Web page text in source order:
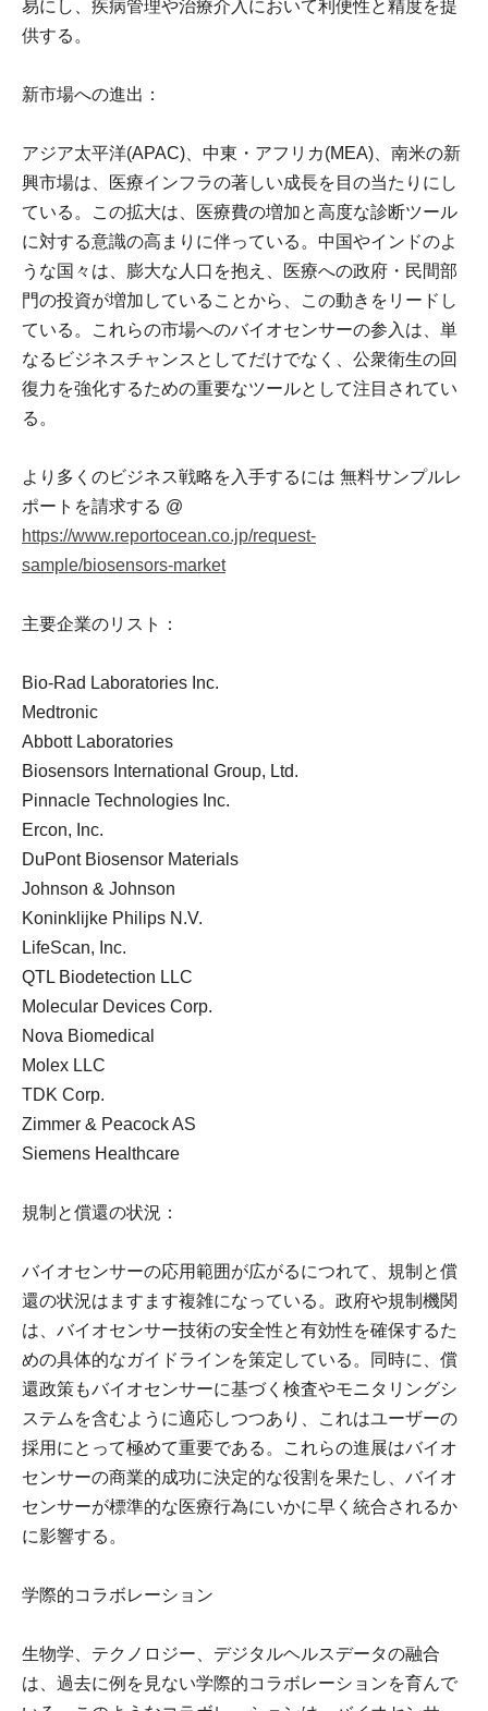
易にし、疾病管理や治療介入において利便性と精度を提
供する。
新市場への進出：
アジア太平洋(APAC)、中東・アフリカ(MEA)、南米の新
興市場は、医療インフラの著しい成長を目の当たりにし
ている。この拡大は、医療費の増加と高度な診断ツール
に対する意識の高まりに伴っている。中国やインドのよ
うな国々は、膨大な人口を抱え、医療への政府・民間部
門の投資が増加していることから、この動きをリードし
ている。これらの市場へのバイオセンサーの参入は、単
なるビジネスチャンスとしてだけでなく、公衆衛生の回
復力を強化するための重要なツールとして注目されてい
る。
より多くのビジネス戦略を入手するには 無料サンプルレ
ポートを請求する @
https://www.reportocean.co.jp/request-
sample/biosensors-market
主要企業のリスト：
Bio-Rad Laboratories Inc.
Medtronic
Abbott Laboratories
Biosensors International Group, Ltd.
Pinnacle Technologies Inc.
Ercon, Inc.
DuPont Biosensor Materials
Johnson & Johnson
Koninklijke Philips N.V.
LifeScan, Inc.
QTL Biodetection LLC
Molecular Devices Corp.
Nova Biomedical
Molex LLC
TDK Corp.
Zimmer & Peacock AS
Siemens Healthcare
規制と償還の状況：
バイオセンサーの応用範囲が広がるにつれて、規制と償
還の状況はますます複雑になっている。政府や規制機関
は、バイオセンサー技術の安全性と有効性を確保するた
めの具体的なガイドラインを策定している。同時に、償
還政策もバイオセンサーに基づく検査やモニタリングシ
ステムを含むように適応しつつあり、これはユーザーの
採用にとって極めて重要である。これらの進展はバイオ
センサーの商業的成功に決定的な役割を果たし、バイオ
センサーが標準的な医療行為にいかに早く統合されるか
に影響する。
学際的コラボレーション
生物学、テクノロジー、デジタルヘルスデータの融合
は、過去に例を見ない学際的コラボレーションを育んで